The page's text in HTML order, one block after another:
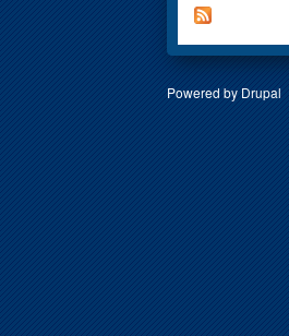
Powered by Drupal